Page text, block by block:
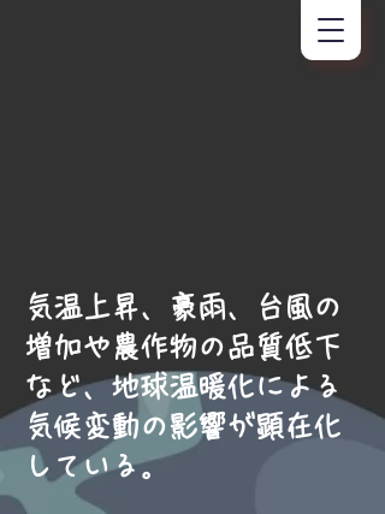
気温上昇、豪雨、台風の
増加や農作物の品質低下
など、地球温暖化による
気候変動の影響が顕在化
している。